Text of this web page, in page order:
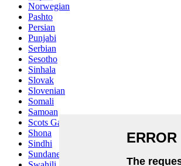
Norwegian
Pashto
Persian
Punjabi
Serbian
Sesotho
Sinhala
Slovak
Slovenian
Somali
Samoan
Scots Gaelic
Shona
Sindhi
Sundanese